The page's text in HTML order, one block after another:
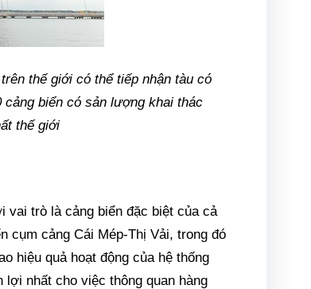
thế giới có thể tiếp nhận tàu có
cảng biển có sản lượng khai thác
thế giới
vai trò là cảng biển đặc biệt của cả
cụm cảng Cái Mép-Thị Vải, trong đó
hiệu quả hoạt động của hệ thống
lợi nhất cho việc thông quan hàng